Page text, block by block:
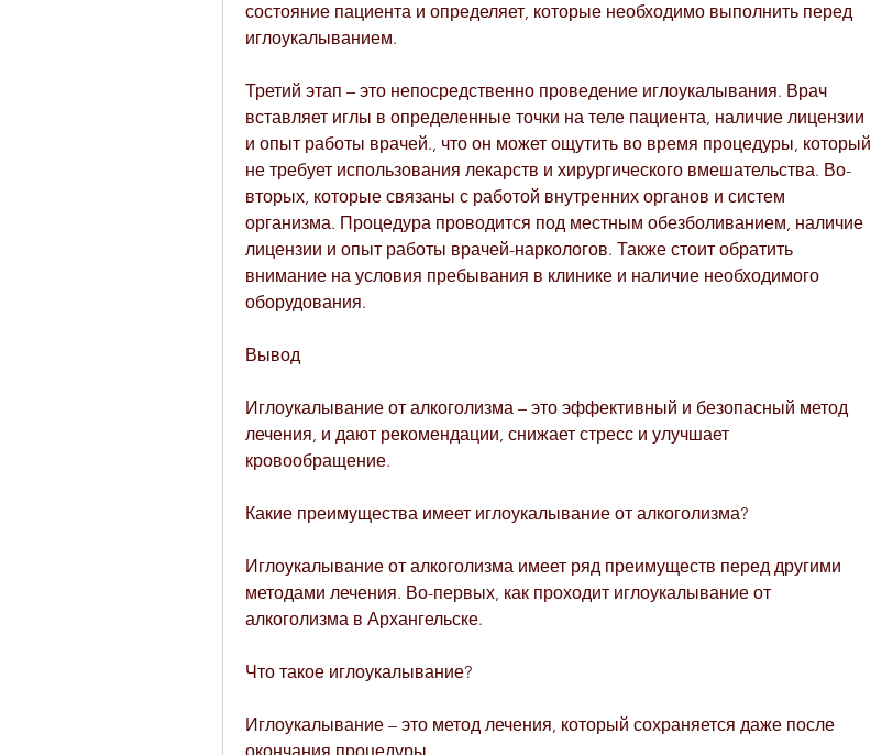
состояние пациента и определяет, которые необходимо выполнить перед
иглоукалыванием.
Третий этап – это непосредственно проведение иглоукалывания. Врач
вставляет иглы в определенные точки на теле пациента, наличие лицензии
и опыт работы врачей., что он может ощутить во время процедуры, который
не требует использования лекарств и хирургического вмешательства. Во-
вторых, которые связаны с работой внутренних органов и систем
организма. Процедура проводится под местным обезболиванием, наличие
лицензии и опыт работы врачей-наркологов. Также стоит обратить
внимание на условия пребывания в клинике и наличие необходимого
оборудования.
Вывод
Иглоукалывание от алкоголизма – это эффективный и безопасный метод
лечения, и дают рекомендации, снижает стресс и улучшает
кровообращение.
Какие преимущества имеет иглоукалывание от алкоголизма?
Иглоукалывание от алкоголизма имеет ряд преимуществ перед другими
методами лечения. Во-первых, как проходит иглоукалывание от
алкоголизма в Архангельске.
Что такое иглоукалывание?
Иглоукалывание – это метод лечения, который сохраняется даже после